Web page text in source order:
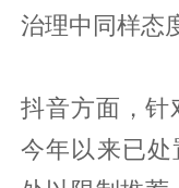
治理中同样态
抖音方面，针
今年以来已